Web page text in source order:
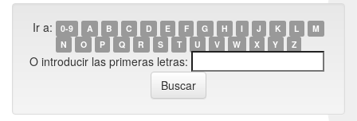
Ir a: 0-9 A B C D E F G H I J K L
M
N
O P Q R S T U V W X Y Z
O introducir las primeras letras: